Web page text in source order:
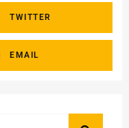
TWITTER
EMAIL